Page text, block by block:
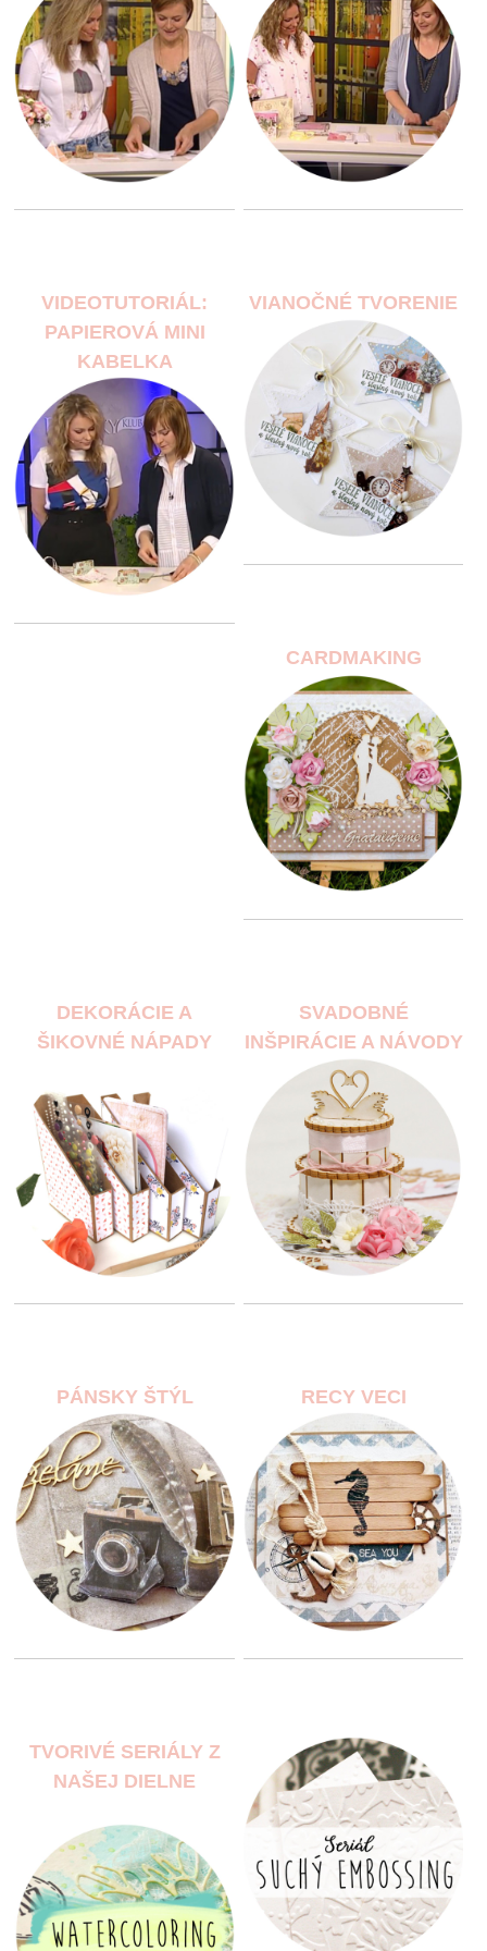
VIDEOTUTORIÁL:
PAPIEROVÁ MINI
KABELKA
VIANOČNÉ TVORENIE
CARDMAKING
DEKORÁCIE A
ŠIKOVNÉ NÁPADY
SVADOBNÉ
INŠPIRÁCIE A NÁVODY
PÁNSKY ŠTÝL RECY VECI
TVORIVÉ SERIÁLY Z
NAŠEJ DIELNE